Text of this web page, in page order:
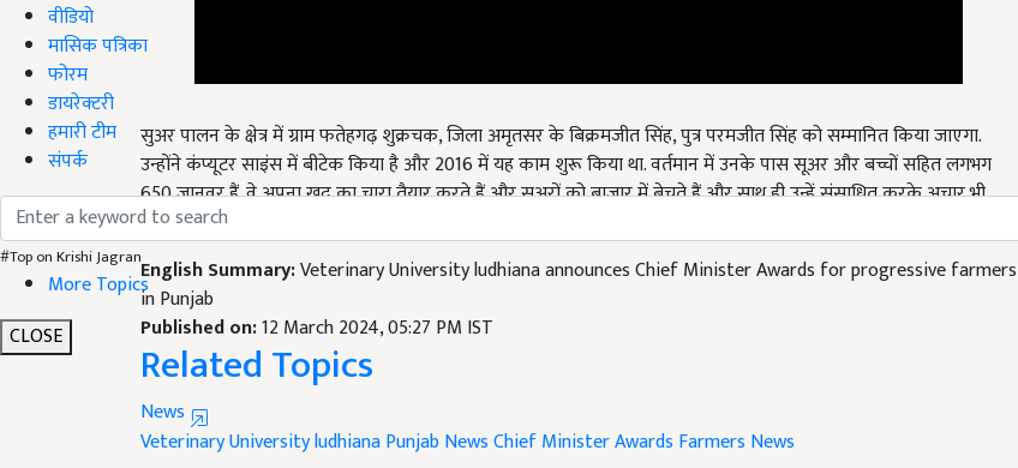
वीडियो
मासिक पत्रिका
फोरम
डायरेक्टरी
हमारी टीम
संपर्क
#Top on Krishi Jagran
More Topics
CLOSE
उन्होंने कंप्यूटर साइंस में बीटेक किया है और 2016 में यह काम शुरू किया था. वर्तमान में उनके पास सूअर और बच्चों सहित लगभग
650 जानवर हैं. वे अपना खुद का चारा तैयार करते हैं और सूअरों को बाजार में बेचते हैं और साथ ही उन्हें संसाधित करके अचार भी
तैयार करते हैं. इन सभी लोगों को पुरस्कार में नकद पुरस्कार के अलावा एक प्रमाण पत्र, शॉल और एक सजावटी पट्टिका दी जाएगी.
English Summary:Veterinary University ludhiana announces Chief Minister Awards for progressive farmers
in Punjab
Published on:
Related Topics
News
Veterinary University ludhiana